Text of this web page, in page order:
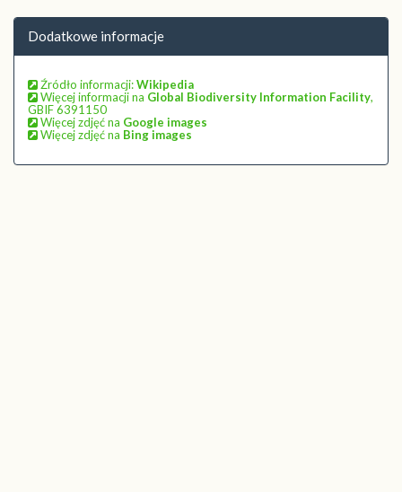
Dodatkowe informacje
Źródło informacji:Wikipedia
Więcej informacji na Global Biodiversity Information Facility,
GBIF 6391150
Więcej zdjęć na Google images
Więcej zdjęć na Bing images